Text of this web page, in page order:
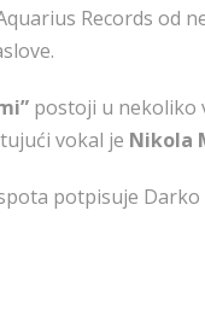
Records od
postoji u nekoliko
vokal je Nikola
potpisuje Darko